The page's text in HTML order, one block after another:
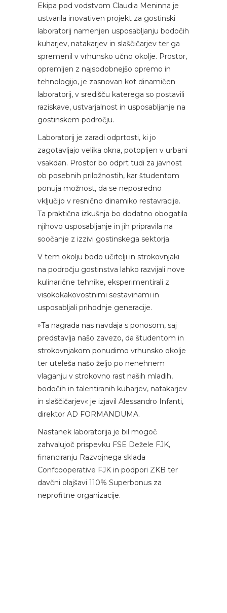
Ekipa pod vodstvom Claudia Meninna je
ustvarila inovativen projekt za gostinski
laboratorij namenjen usposabljanju bodočih
kuharjev, natakarjev in slaščičarjev ter ga
spremenil v vrhunsko učno okolje. Prostor,
opremljen z najsodobnejšo opremo in
tehnologijo, je zasnovan kot dinamičen
laboratorij, v središču katerega so postavili
raziskave, ustvarjalnost in usposabljanje na
gostinskem področju.
Laboratorij je zaradi odprtosti, ki jo
zagotavljajo velika okna, potopljen v urbani
vsakdan. Prostor bo odprt tudi za javnost
ob posebnih priložnostih, kar študentom
ponuja možnost, da se neposredno
vključijo v resnično dinamiko restavracije.
Ta praktična izkušnja bo dodatno obogatila
njihovo usposabljanje in jih pripravila na
soočanje z izzivi gostinskega sektorja.
V tem okolju bodo učitelji in strokovnjaki
na področju gostinstva lahko razvijali nove
kulinarične tehnike, eksperimentirali z
visokokakovostnimi sestavinami in
usposabljali prihodnje generacije.
»Ta nagrada nas navdaja s ponosom, saj
predstavlja našo zavezo, da študentom in
strokovnjakom ponudimo vrhunsko okolje
ter uteleša našo željo po nenehnem
vlaganju v strokovno rast naših mladih,
bodočih in talentiranih kuharjev, natakarjev
in slaščičarjev« je izjavil Alessandro Infanti,
direktor AD FORMANDUMA.
Nastanek laboratorija je bil mogoč
zahvalujoč prispevku FSE Dežele FJK,
financiranju Razvojnega sklada
Confcooperative FJK in podpori ZKB ter
davčni olajšavi 110% Superbonus za
neprofitne organizacije.